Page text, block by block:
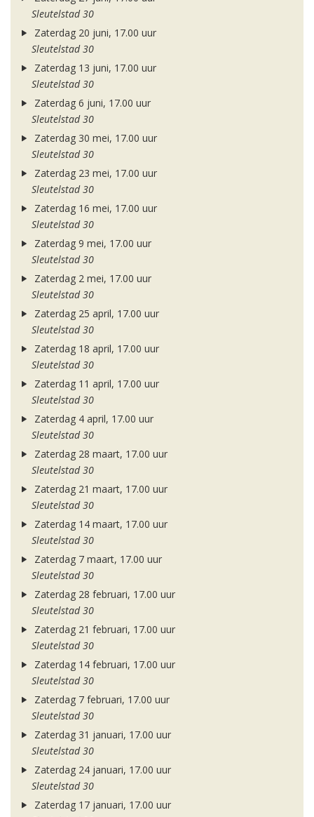
Sleutelstad 30
Zaterdag 20 juni, 17.00 uur
Sleutelstad 30
Zaterdag 13 juni, 17.00 uur
Sleutelstad 30
Zaterdag 6 juni, 17.00 uur
Sleutelstad 30
Zaterdag 30 mei, 17.00 uur
Sleutelstad 30
Zaterdag 23 mei, 17.00 uur
Sleutelstad 30
Zaterdag 16 mei, 17.00 uur
Sleutelstad 30
Zaterdag 9 mei, 17.00 uur
Sleutelstad 30
Zaterdag 2 mei, 17.00 uur
Sleutelstad 30
Zaterdag 25 april, 17.00 uur
Sleutelstad 30
Zaterdag 18 april, 17.00 uur
Sleutelstad 30
Zaterdag 11 april, 17.00 uur
Sleutelstad 30
Zaterdag 4 april, 17.00 uur
Sleutelstad 30
Zaterdag 28 maart, 17.00 uur
Sleutelstad 30
Zaterdag 21 maart, 17.00 uur
Sleutelstad 30
Zaterdag 14 maart, 17.00 uur
Sleutelstad 30
Zaterdag 7 maart, 17.00 uur
Sleutelstad 30
Zaterdag 28 februari, 17.00 uur
Sleutelstad 30
Zaterdag 21 februari, 17.00 uur
Sleutelstad 30
Zaterdag 14 februari, 17.00 uur
Sleutelstad 30
Zaterdag 7 februari, 17.00 uur
Sleutelstad 30
Zaterdag 31 januari, 17.00 uur
Sleutelstad 30
Zaterdag 24 januari, 17.00 uur
Sleutelstad 30
Zaterdag 17 januari, 17.00 uur